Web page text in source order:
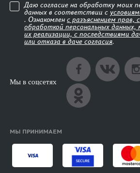
Даю согласие на обработку моих
данных в соответствии с
. Ознакомлен с разъяснением прав,
обработкой персональных данных,
их реализации, с последствиями
или отказа в даче согласия.
Мы в соцсетях
МЫ ПРИНИМАЕМ